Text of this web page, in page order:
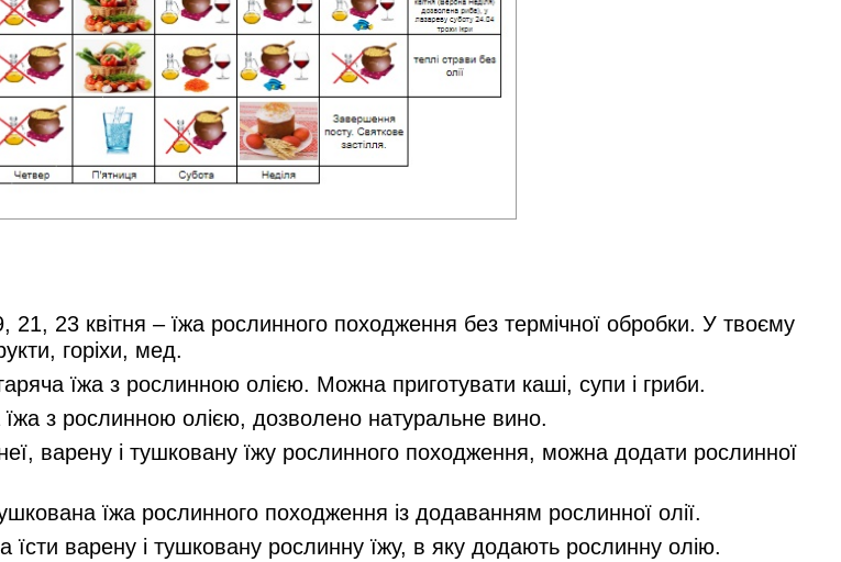
23 квітня – їжа рослинного походження без термічної обробки. У твоєму
горіхи, мед.
їжа з рослинною олією. Можна приготувати каші, супи і гриби.
з рослинною олією, дозволено натуральне вино.
варену і тушковану їжу рослинного походження, можна додати рослинної
їжа рослинного походження із додаванням рослинної олії.
варену і тушковану рослинну їжу, в яку додають рослинну олію.